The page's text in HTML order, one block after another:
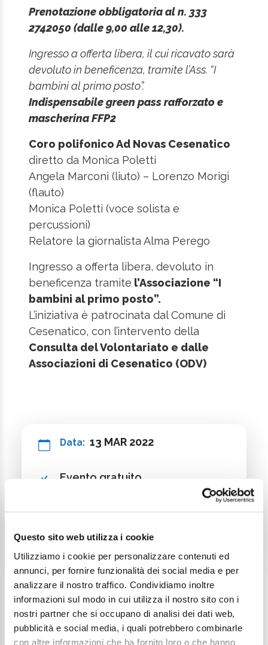
Questo sito web utilizza i cookie
Utilizziamo i cookie per personalizzare contenuti ed
annunci, per fornire funzionalità dei social media e per
analizzare il nostro traffico. Condividiamo inoltre
informazioni sul modo in cui utilizza il nostro sito con i
nostri partner che si occupano di analisi dei dati web,
pubblicità e social media, i quali potrebbero combinarle
con altre informazioni che ha fornito loro o che hanno
Prenotazione obbligatoria al n. 333
2742050 (dalle 9,00 alle 12,30).
Ingresso a offerta libera, il cui ricavato sarà
devoluto in beneficenza, tramite l’Ass. “I
bambini al primo posto”.
Indispensabile green pass rafforzato e
mascherina FFP2
Coro polifonico Ad Novas Cesenatico
diretto da Monica Poletti
Angela Marconi (liuto) – Lorenzo Morigi
(flauto)
Monica Poletti (voce solista e
percussioni)
Relatore la giornalista Alma Perego
Ingresso a offerta libera, devoluto in
beneficenza tramite l’Associazione “I
bambini al primo posto”.
L’iniziativa è patrocinata dal Comune di
Cesenatico, con l’intervento della
Consulta del Volontariato e dalle
Associazioni di Cesenatico (ODV)
Data: 13 MAR 2022
Evento gratuito
Continua a esplorare